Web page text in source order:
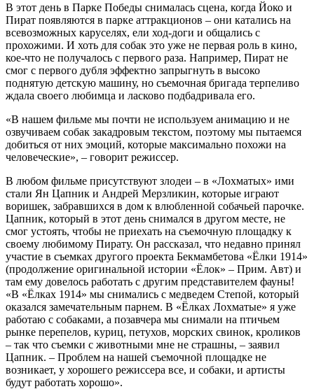
В этот день в Парке Победы снималась сцена, когда Йоко и
Пират появляются в парке аттракционов – они катались на
всевозможных каруселях, ели ход-доги и общались с
прохожими. И хоть для собак это уже не первая роль в кино,
кое-что не получалось с первого раза. Например, Пират не
смог с первого дубля эффектно запрыгнуть в высоко
поднятую детскую машину, но съемочная бригада терпеливо
ждала своего любимца и ласково подбадривала его.
«В нашем фильме мы почти не используем анимацию и не
озвучиваем собак закадровым текстом, поэтому мы пытаемся
добиться от них эмоций, которые максимально похожи на
человеческие», – говорит режиссер.
В любом фильме присутствуют злодеи – в «Лохматых» ими
стали Ян Цапник и Андрей Мерзликин, которые играют
воришек, забравшихся в дом к влюбленной собачьей парочке.
Цапник, который в этот день снимался в другом месте, не
смог устоять, чтобы не приехать на съемочную площадку к
своему любимому Пирату. Он рассказал, что недавно принял
участие в съемках другого проекта Бекмамбетова «Ёлки 1914»
(продолжение оригинальной истории «Ёлок» – Прим. Авт) и
там ему довелось работать с другим представителем фауны!
«В «Ёлках 1914» мы снимались с медведем Степой, который
оказался замечательным парнем. В «Ёлках Лохматые» я уже
работаю с собаками, а позавчера мы снимали на птичьем
рынке перепелов, куриц, петухов, морских свинок, кроликов
– так что съемки с животными мне не страшны, – заявил
Цапник. – Проблем на нашей съемочной площадке не
возникает, у хорошего режиссера все, и собаки, и артисты
будут работать хорошо».